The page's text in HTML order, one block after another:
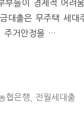
부들이 경제적 어려
대출은 무주택 세대
주거안정을 …
협은행 전월세대출